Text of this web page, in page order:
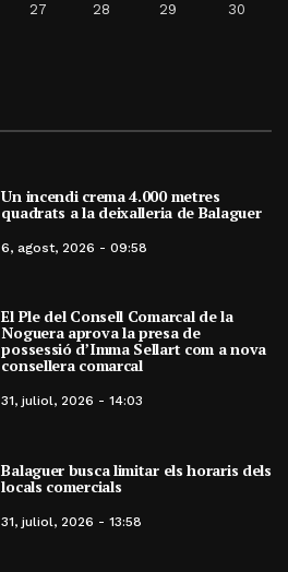
27 28 29 30
Un incendi crema 4.000 metres
quadrats a la deixalleria de Balaguer
6, agost, 2026 - 09:58
El Ple del Consell Comarcal de la
Noguera aprova la presa de
possessió d’Imma Sellart com a nova
consellera comarcal
31, juliol, 2026 - 14:03
Balaguer busca limitar els horaris dels
locals comercials
31, juliol, 2026 - 13:58